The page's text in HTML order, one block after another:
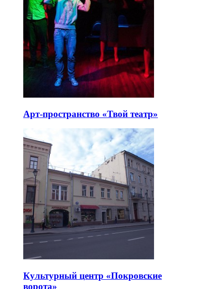
Арт-пространство «Твой театр»
Культурный центр «Покровские
ворота»